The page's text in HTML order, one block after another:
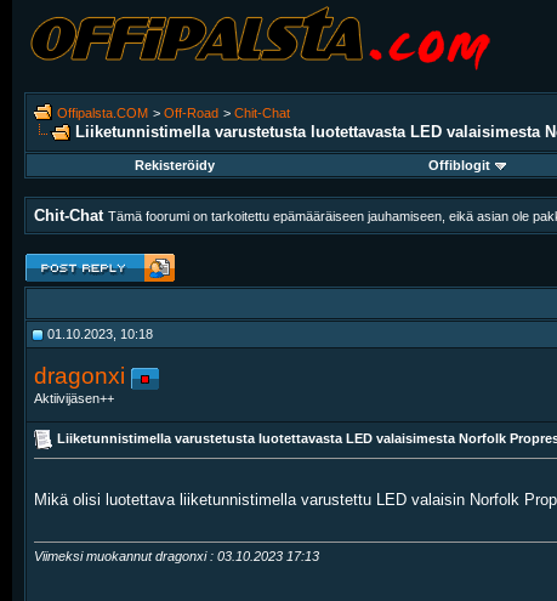
Offipalsta.COM > Off-Road > Chit-Chat
Liiketunnistimella varustetusta luotettavasta LED valaisimesta
Rekisteröidy
Offiblogit
Chit-Chat Tämä foorumi on tarkoitettu epämääräiseen jauhamiseen, eikä asian ole
01.10.2023, 10:18
dragonxi
Aktiivijäsen++
Liiketunnistimella varustetusta luotettavasta LED valaisimesta Norfolk
Mikä olisi luotettava liiketunnistimella varustettu LED valaisin Norfolk
Viimeksi muokannut dragonxi : 03.10.2023 17:13